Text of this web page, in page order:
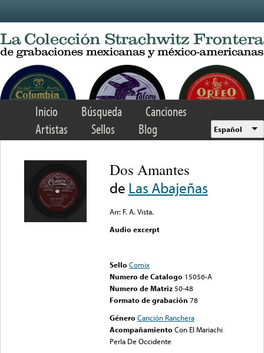
Inicio Búsqueda
Canciones
Artistas
Sellos Blog Español
Dos Amantes
de Las Abajeñas
Arr: F. A. Vista.
Audio excerpt
Sello Comix
Numero de Catalogo 15056-A
Numero de Matriz 50-48
Formato de grabación 78
Género Canción Ranchera
Acompañamiento Con El Mariachi
Perla De Occidente